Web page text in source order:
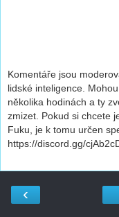
Komentáře jsou
lidské inteligence.
několika hodinách a ty
zmizet. Pokud si chcete
Fuku, je k tomu určen
https://discord.gg/
‹